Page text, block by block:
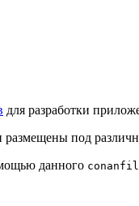
для разработки
размещены под
данного